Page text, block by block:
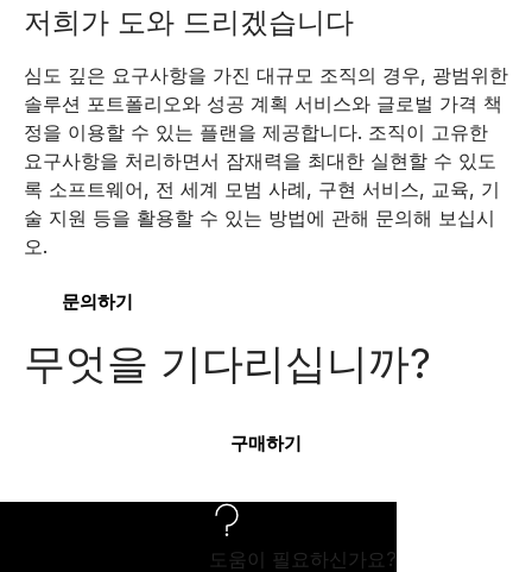
저희가 도와 드리겠습니다
심도 깊은 요구사항을 가진 대규모 조직의 경우, 광범위한
솔루션 포트폴리오와 성공 계획 서비스와 글로벌 가격 책
정을 이용할 수 있는 플랜을 제공합니다. 조직이 고유한
요구사항을 처리하면서 잠재력을 최대한 실현할 수 있도
록 소프트웨어, 전 세계 모범 사례, 구현 서비스, 교육, 기
술 지원 등을 활용할 수 있는 방법에 관해 문의해 보십시
오.
문의하기
무엇을 기다리십니까?
구매하기
도움이 필요하신가요?